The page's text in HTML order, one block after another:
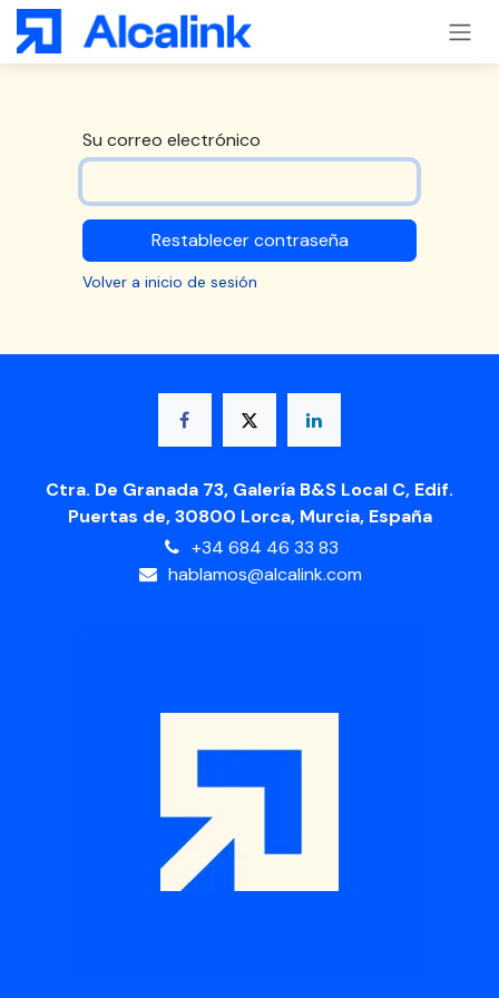
Ir al contenido
Su correo electrónico
Restablecer contraseña
Volver a inicio de sesión
Ctra. De Granada 73, Galería B&S Local C, Edif.
Puertas de, 30800 Lorca, Murcia, España
+34 684 46 33 83
hablamos@alcalink.com